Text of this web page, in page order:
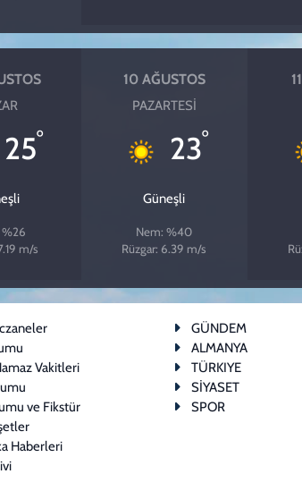
25°
m/s
10 AĞUSTOS
PAZARTESI
23°
Güneşli
Nem: %40
Rüzgar: 6.39 m/s
Vakitleri
ve Fikstür
Haberleri
GÜNDEM
ALMANYA
TÜRKIYE
SİYASET
SPOR